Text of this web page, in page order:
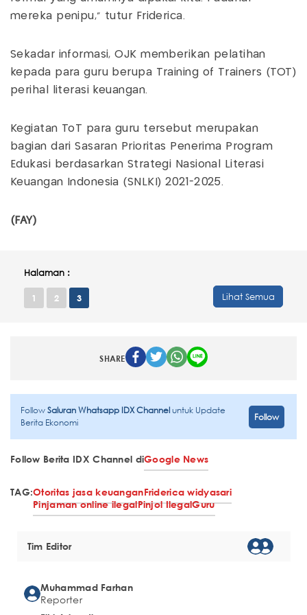
mereka penipu," tutur Friderica.
Sekadar informasi, OJK memberikan pelatihan
kepada para guru berupa Training of Trainers (TOT)
perihal literasi keuangan.
Kegiatan ToT para guru tersebut merupakan
bagian dari Sasaran Prioritas Penerima Program
Edukasi berdasarkan Strategi Nasional Literasi
Keuangan Indonesia (SNLKI) 2021-2025.
(FAY)
Halaman :
1 2 3 Lihat Semua
SHARE
FollowSaluran Whatsapp IDX Channeluntuk Update
Berita Ekonomi
Follow
Follow Berita IDX Channel diGoogle News
TAG:Otoritas jasa keuanganFriderica widyasari
Pinjaman online ilegalPinjol IlegalGuru
Tim Editor
Muhammad Farhan
Reporter